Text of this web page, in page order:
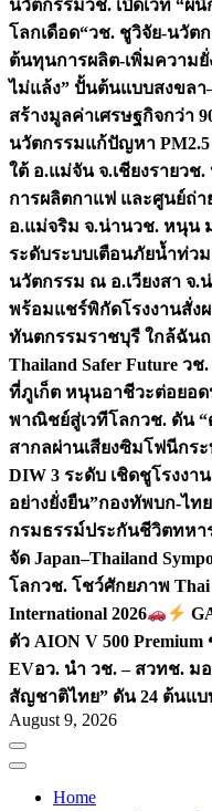
นวัตกรรมวช. เปิดเวที “ผ
โลกเดือด“วช. ชูวิจัย-นวัต
ต้นทุนการผลิต-เพิ่มความยั่
ไม่แล้ง” ปั้นต้นแบบสงขลา
สร้างมูลค่าเศรษฐกิจกว่า
นวัตกรรมแก้ปัญหา
ใต้ อ.แม่จัน จ.เชียงรายวช.
การผลิตกาแฟ และศูนย์ถ่
อ.แม่จริม จ.น่านวช. หนุน
ระดับระบบเตือนภัยน้ำท่
นวัตกรรม ณ อ.เวียงสา จ.
พร้อมแชร์พิกัดโรงงานสั่ง
ทันตกรรมราชบุรี ใกล้ฉัน
Thailand Safer Future ว
ที่ภูเก็ต หนุนอาชีวะต่อยอ
พาณิชย์สู่เวทีโลกวช. ดัน
สากลผ่านเสียงซิมโฟนีกร
DIW 3 ระดับ เชิดชูโรงง
อย่างยั่งยืน”กองทัพบก-ไท
กรมธรรม์ประกันชีวิตทหา
จัด Japan–Thailand
โลกวช. โชว์ศักยภาพ Thai
International 2026
ตัว AION V 500
EVอว. นำ วช. – สวทช. ม
สัญชาติไทย” ดัน 24 ต้นแบ
August 9, 2026
Home